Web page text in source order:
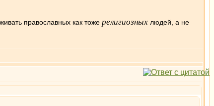
православных как тоже религиозных людей, а не